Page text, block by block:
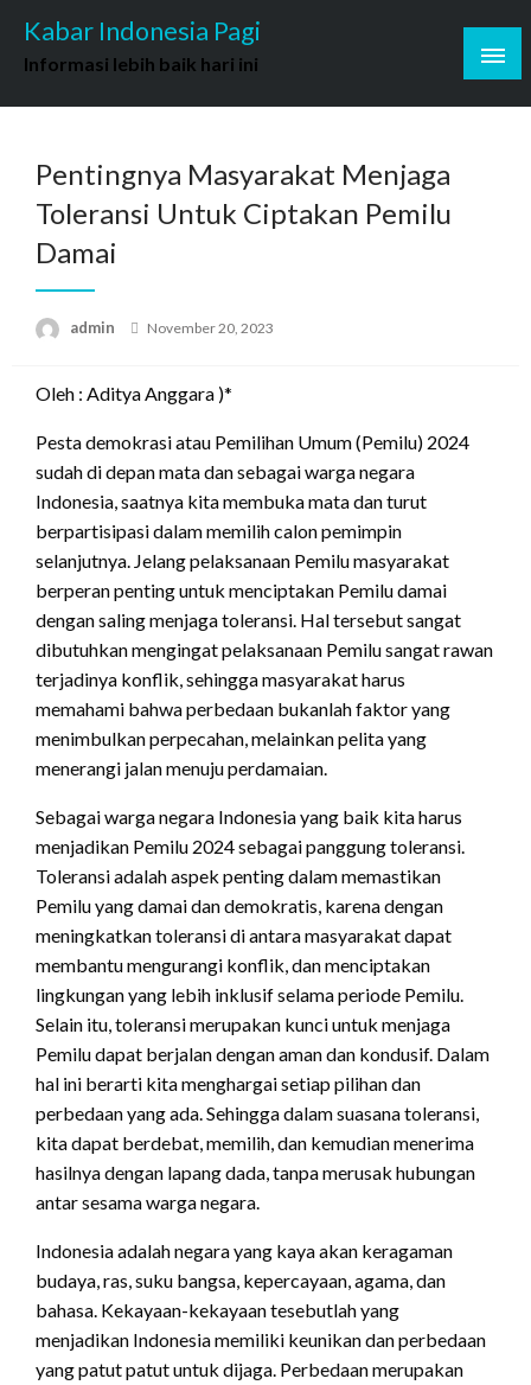
content
Kabar Indonesia Pagi
Informasi lebih baik hari ini
Pentingnya Masyarakat Menjaga
Toleransi Untuk Ciptakan Pemilu
Damai
admin
Posted
November 20, 2023
Oleh : Aditya Anggara )*
Pesta demokrasi atau Pemilihan Umum (Pemilu) 2024
sudah di depan mata dan sebagai warga negara
Indonesia, saatnya kita membuka mata dan turut
berpartisipasi dalam memilih calon pemimpin
selanjutnya. Jelang pelaksanaan Pemilu masyarakat
berperan penting untuk menciptakan Pemilu damai
dengan saling menjaga toleransi. Hal tersebut sangat
dibutuhkan mengingat pelaksanaan Pemilu sangat rawan
terjadinya konflik, sehingga masyarakat harus
memahami bahwa perbedaan bukanlah faktor yang
menimbulkan perpecahan, melainkan pelita yang
menerangi jalan menuju perdamaian.
Sebagai warga negara Indonesia yang baik kita harus
menjadikan Pemilu 2024 sebagai panggung toleransi.
Toleransi adalah aspek penting dalam memastikan
Pemilu yang damai dan demokratis, karena dengan
meningkatkan toleransi di antara masyarakat dapat
membantu mengurangi konflik, dan menciptakan
lingkungan yang lebih inklusif selama periode Pemilu.
Selain itu, toleransi merupakan kunci untuk menjaga
Pemilu dapat berjalan dengan aman dan kondusif. Dalam
hal ini berarti kita menghargai setiap pilihan dan
perbedaan yang ada. Sehingga dalam suasana toleransi,
kita dapat berdebat, memilih, dan kemudian menerima
hasilnya dengan lapang dada, tanpa merusak hubungan
antar sesama warga negara.
Indonesia adalah negara yang kaya akan keragaman
budaya, ras, suku bangsa, kepercayaan, agama, dan
bahasa. Kekayaan-kekayaan tesebutlah yang
menjadikan Indonesia memiliki keunikan dan perbedaan
yang patut patut untuk dijaga. Perbedaan merupakan